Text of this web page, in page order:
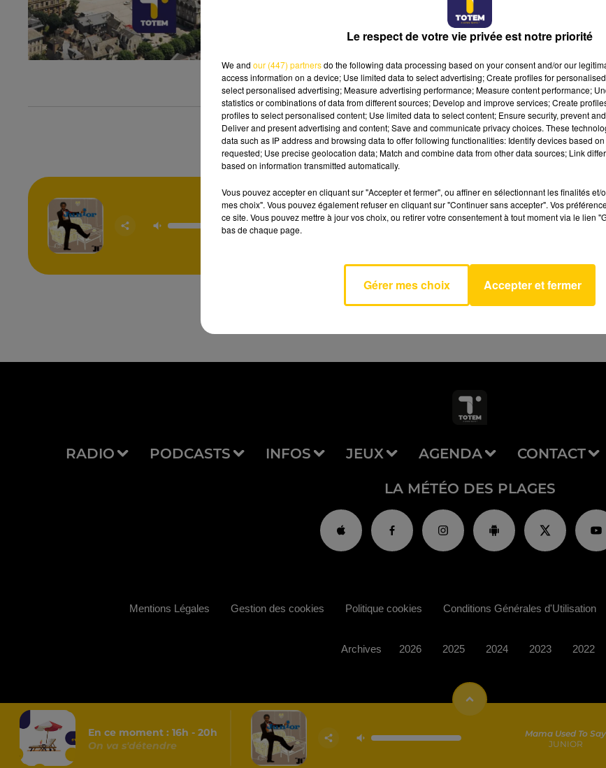
Mama Used To
Say
JUNIOR
AVEYRON NORD
RADIO PODCASTS INFOS JEUX AGENDA CONTACT
LA MÉTÉO DES PLAGES
En ce moment : 16h - 20h
On va s'détendre
Mama Used To Say
JUNIOR
Mentions Légales Gestion des cookies Politique cookies Conditions Générales d'Utilisation
Archives 2026 2025 2024 2023 2022
Le respect de votre vie privée est notre priorité
We and our (447) partnersdo the following data processing based on your consent and/or our
access information on a device; Use limited data to select advertising; Create profiles for
select personalised advertising; Measure advertising performance; Measure content performance;
statistics or combinations of data from different sources; Develop and improve services; Create
profiles to select personalised content; Use limited data to select content; Ensure security, prevent
Deliver and present advertising and content; Save and communicate privacy choices. These
data such as IP address and browsing data to offer following functionalities: Identify devices based
requested; Use precise geolocation data; Match and combine data from other data sources; Link
based on information transmitted automatically.
Vous pouvez accepter en cliquant sur "Accepter et fermer", ou affiner en sélectionnant les finalités et/
mes choix". Vous pouvez également refuser en cliquant sur "Continuer sans accepter". Vos
ce site. Vous pouvez mettre à jour vos choix, ou retirer votre consentement à tout moment via le lien
bas de chaque page.
Gérer mes choix Accepter et fermer